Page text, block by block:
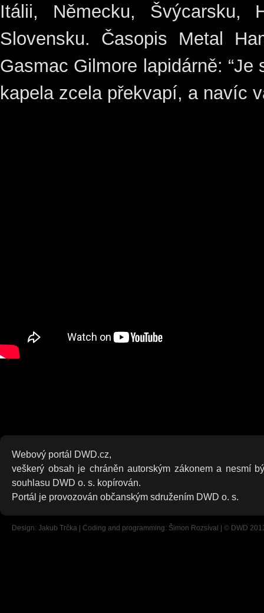
Itálii, Německu, Švýcarsku,
Slovensku. Časopis Metal
Gasmac Gilmore lapidárně:
kapela zcela překvapí, a navíc
Webový portál DWD.cz,
veškerý obsah je chráněn autorským zákonem a nesmí
souhlasu DWD o. s. kopírován.
Portál je provozován občanským sdružením DWD o. s.
Design: Jakub Trčka | Coding and programming: Šimon Rozsíval | © DWD